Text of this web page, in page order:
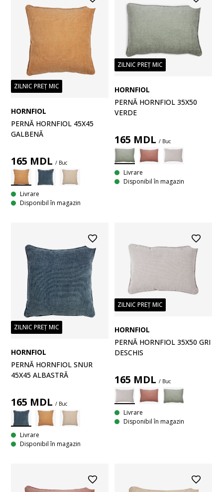
ZILNIC PREȚ MIC
HORNFIOL
PERNĂ HORNFIOL 45X45
GALBENĂ
165 MDL / Buc
Livrare
Disponibil în magazin
ZILNIC PREȚ MIC
HORNFIOL
PERNĂ HORNFIOL 35X50
VERDE
165 MDL / Buc
Livrare
Disponibil în magazin
ZILNIC PREȚ MIC
HORNFIOL
PERNĂ HORNFIOL SNUR
45X45 ALBASTRĂ
165 MDL / Buc
Livrare
Disponibil în magazin
ZILNIC PREȚ MIC
HORNFIOL
PERNĂ HORNFIOL 35X50 GRI
DESCHIS
165 MDL / Buc
Livrare
Disponibil în magazin